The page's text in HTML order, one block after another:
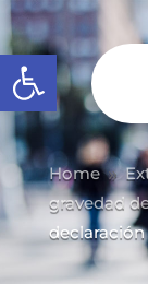
Abrir barra de
Home 9
gravedad